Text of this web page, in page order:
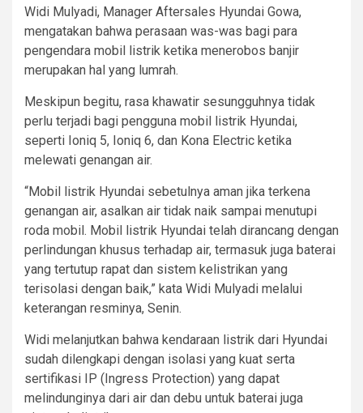
Widi Mulyadi, Manager Aftersales Hyundai Gowa,
mengatakan bahwa perasaan was-was bagi para
pengendara mobil listrik ketika menerobos banjir
merupakan hal yang lumrah.
Meskipun begitu, rasa khawatir sesungguhnya tidak
perlu terjadi bagi pengguna mobil listrik Hyundai,
seperti Ioniq 5, Ioniq 6, dan Kona Electric ketika
melewati genangan air.
“Mobil listrik Hyundai sebetulnya aman jika terkena
genangan air, asalkan air tidak naik sampai menutupi
roda mobil. Mobil listrik Hyundai telah dirancang dengan
perlindungan khusus terhadap air, termasuk juga baterai
yang tertutup rapat dan sistem kelistrikan yang
terisolasi dengan baik,” kata Widi Mulyadi melalui
keterangan resminya, Senin.
Widi melanjutkan bahwa kendaraan listrik dari Hyundai
sudah dilengkapi dengan isolasi yang kuat serta
sertifikasi IP (Ingress Protection) yang dapat
melindunginya dari air dan debu untuk baterai juga